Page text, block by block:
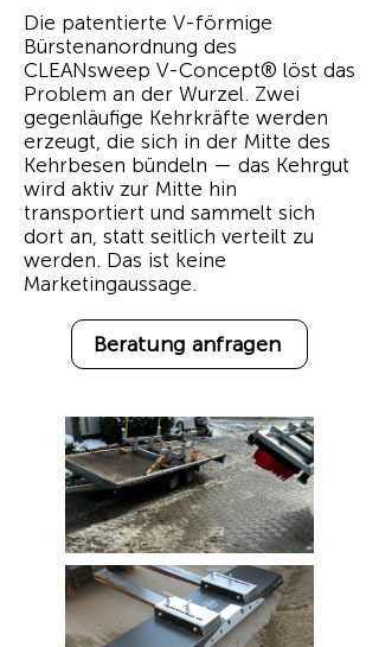
Die patentierte V-förmige
Bürstenanordnung des
CLEANsweep V-Concept® löst das
Problem an der Wurzel. Zwei
gegenläufige Kehrkräfte werden
erzeugt, die sich in der Mitte des
Kehrbesen bündeln — das Kehrgut
wird aktiv zur Mitte hin
transportiert und sammelt sich
dort an, statt seitlich verteilt zu
werden. Das ist keine
Marketingaussage.
Beratung anfragen